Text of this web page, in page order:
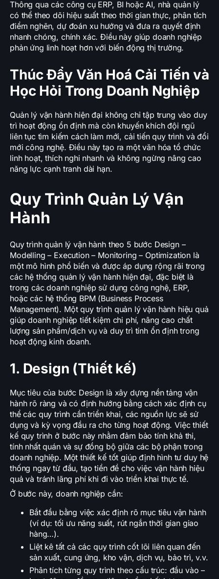
Thông qua các công cụ ERP, BI hoặc AI, nhà quản lý
có thể theo dõi hiệu suất theo thời gian thực, phân tích
điểm nghẽn, dự đoán xu hướng và đưa ra quyết định
nhanh chóng, chính xác. Điều này giúp doanh nghiệp
phản ứng linh hoạt hơn với biến động thị trường.
Thúc Đẩy Văn Hoá Cải Tiến và
Học Hỏi Trong Doanh Nghiệp
Quản lý vận hành hiện đại không chỉ tập trung vào duy
trì hoạt động ổn định mà còn khuyến khích đội ngũ
liên tục tìm kiếm cách làm mới, cải tiến quy trình và đổi
mới công nghệ. Điều này tạo ra một văn hóa tổ chức
linh hoạt, thích nghi nhanh và không ngừng nâng cao
năng lực cạnh tranh dài hạn.
Quy Trình Quản Lý Vận
Hành
Quy trình quản lý vận hành theo 5 bước Design –
Modelling – Execution – Monitoring – Optimization là
một mô hình phổ biến và được áp dụng rộng rãi trong
các hệ thống quản lý vận hành hiện đại, đặc biệt là
trong các doanh nghiệp sử dụng công nghệ, ERP,
hoặc các hệ thống BPM (Business Process
Management). Một quy trình quản lý vận hành hiệu quả
giúp doanh nghiệp tiết kiệm chi phí, nâng cao chất
lượng sản phẩm/dịch vụ và duy trì tính ổn định trong
hoạt động kinh doanh.
1. Design (Thiết kế)
Mục tiêu của bước Design là xây dựng nền tảng vận
hành rõ ràng và có định hướng bằng cách xác định cụ
thể các quy trình cần triển khai, các nguồn lực sẽ sử
dụng và kỳ vọng đầu ra cho từng hoạt động. Việc thiết
kế quy trình ở bước này nhằm đảm bảo tính khả thi,
tính nhất quán và sự đồng bộ giữa các bộ phận trong
doanh nghiệp. Một thiết kế tốt giúp định hình tư duy hệ
thống ngay từ đầu, tạo tiền đề cho việc vận hành hiệu
quả và tránh lãng phí khi đi vào triển khai thực tế.
Ở bước này, doanh nghiệp cần:
Bắt đầu bằng việc xác định rõ mục tiêu vận hành
(ví dụ: tối ưu năng suất, rút ngắn thời gian giao
hàng…).
Liệt kê tất cả các quy trình cốt lõi liên quan đến
sản xuất, cung ứng, kho vận, dịch vụ, bảo trì, v.v.
Phân tích từng quy trình theo cấu trúc: đầu vào –